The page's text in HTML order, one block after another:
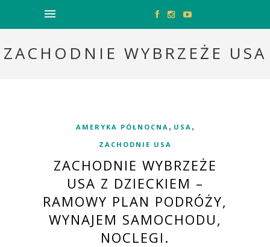
ZACHODNIE WYBRZEŻE USA
AMERYKA PÓŁNOCNA , USA ,
ZACHODNIE USA
ZACHODNIE WYBRZEŻE
USA Z DZIECKIEM –
RAMOWY PLAN PODRÓŻY,
WYNAJEM SAMOCHODU,
NOCLEGI.